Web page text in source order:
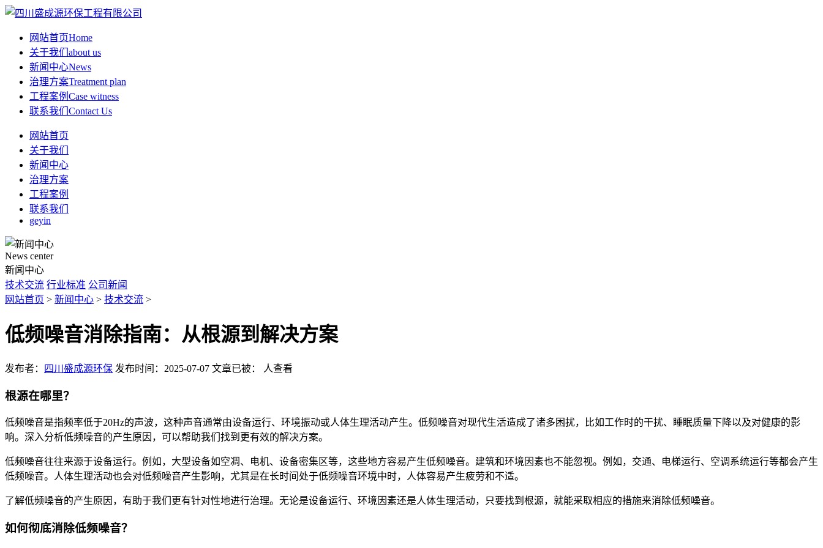
网站首页Home
关于我们 about us
新闻中心News
治理方案Treatment plan
工程案例 Case witness
联系我们 Contact Us
网站首页
关于我们
新闻中心
治理方案
工程案例
联系我们
geyin
News center
新闻中心
技术交流 行业标准 公司新闻
网站首页 > 新闻中心 > 技术交流 >
低频噪音消除指南：从根源到解决方案
发布者： 四川盛成源环保 发布时间：2025-07-07 文章已被： 人查看
根源在哪里？
低频噪音是指频率低于20Hz的声波，这种声音通常由设备运行、环境振动或人体生理活动产生。低频噪音对现代生活造成了诸多困扰，比如工作时的干扰、睡眠质量下降以及对健康的影
响。深入分析低频噪音的产生原因，可以帮助我们找到更有效的解决方案。
低频噪音往往来源于设备运行。例如，大型设备如空凋、电机、设备密集区等，这些地方容易产生低频噪音。建筑和环境因素也不能忽视。例如，交通、电梯运行、空调系统运行等都会产生
低频噪音。人体生理活动也会对低频噪音产生影响，尤其是在长时间处于低频噪音环境中时，人体容易产生疲劳和不适。
了解低频噪音的产生原因，有助于我们更有针对性地进行治理。无论是设备运行、环境因素还是人体生理活动，只要找到根源，就能采取相应的措施来消除低频噪音。
如何彻底消除低频噪音？